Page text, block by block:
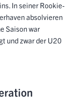
In seiner Rookie-
absolvieren
Saison war
und zwar der U20